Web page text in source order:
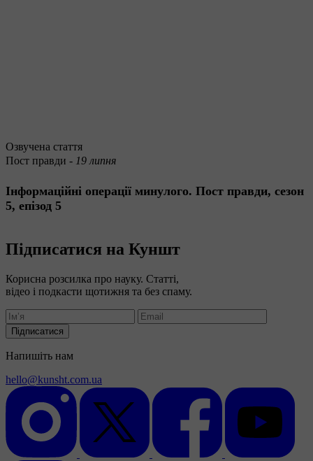
Озвучена стаття
Пост правди - 19 липня
Інформаційні операції минулого. Пост правди, сезон
5, епізод 5
Підписатися на Куншт
Корисна розсилка про науку. Статті,
відео і подкасти щотижня та без спаму.
Підписатися
Напишіть нам
hello@kunsht.com.ua